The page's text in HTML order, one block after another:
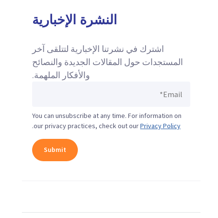
النشرة الإخبارية
اشترك في نشرتنا الإخبارية لتتلقى آخر
المستجدات حول المقالات الجديدة والنصائح
والأفكار الملهمة.
You can unsubscribe at any time. For information on
our privacy practices, check out ourPrivacy Policy
.